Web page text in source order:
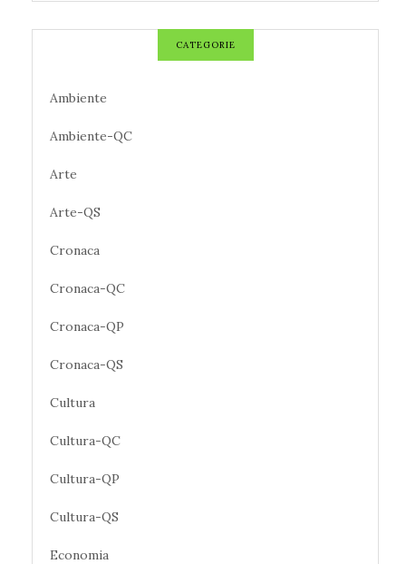
CATEGORIE
Ambiente
Ambiente-QC
Arte
Arte-QS
Cronaca
Cronaca-QC
Cronaca-QP
Cronaca-QS
Cultura
Cultura-QC
Cultura-QP
Cultura-QS
Economia